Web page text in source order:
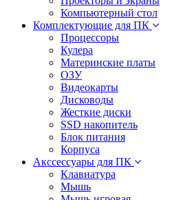
Компьютерный стол
Комплектующие для ПК
Процессоры
Кулера
Материнские платы
ОЗУ
Видеокарты
Дисководы
Жесткие диски
SSD накопитель
Блок питания
Корпуса
Акссессуары для ПК
Клавиатура
Мышь